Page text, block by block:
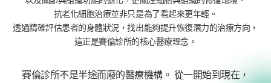
抗老化細胞治療並非只是為了看起來更年輕。
透過精確評估患者的身體狀況，找出能夠提升恢復潛力的治療方向，
這正是賽倫診所的核心醫療理念。
賽倫診所不是半途而廢的醫療機構。 從一開始到現在，